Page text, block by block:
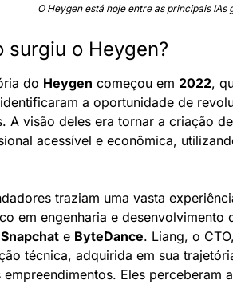
O Heygen está hoje entre as principais IAs
surgiu o Heygen?
do Heygen começou em 2022,
a oportunidade de
A visão deles era tornar a criação
acessível e econômica,
traziam uma vasta
em engenharia e desenvolvimento
Snapchat e ByteDance. Liang, o
técnica, adquirida em sua
empreendimentos. Eles perceberam